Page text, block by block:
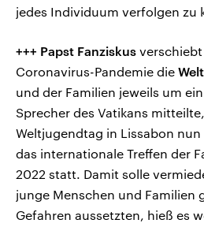
jedes Individuum verfolgen zu
+++ Papst Fanziskus
Coronavirus-Pandemie die
und der Familien jeweils um
Sprecher des Vatikans
Weltjugendtag in Lissabon
das internationale Treffen der
2022 statt. Damit solle
junge Menschen und Familien
Gefahren aussetzten, hieß es